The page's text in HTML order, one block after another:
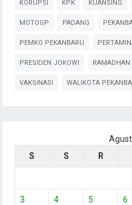
KORUPSI KPK KUANSING
MOTOGP PADANG
PEMKO PEKANBARU
PRESIDEN JOKOWI RAMADHAN
VAKSINASI WALIKOTA
S
S R
3 4 5 6